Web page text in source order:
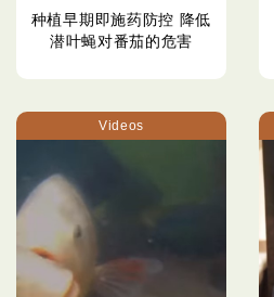
种植早期即施药防控 降低
潜叶蝇对番茄的危害
Videos